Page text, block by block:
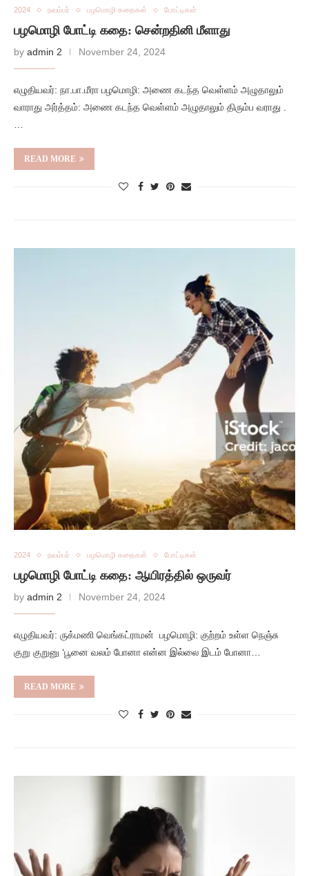
2024 நவம்பர் பழமொழி கதைகள் போட்டிகள்
பழமொழி போட்டி கதை: சென்றதினி மீளாது
by admin 2 November 24, 2024
எழுதியவர்: நா.பா.மீரா பழமொழி: அணை கடந்த வெள்ளம் அழுதாலும்
வாராது அர்த்தம்: அணை கடந்த வெள்ளம் அழுதாலும் திரும்ப வராது .
READ MORE
2024 நவம்பர் பழமொழி கதைகள் போட்டிகள்
பழமொழி போட்டி கதை: ஆயிரத்தில் ஒருவர்
by admin 2 November 24, 2024
எழுதியவர்: ருக்மணி வெங்கட்ராமன் பழமொழி: குற்றம் உள்ள நெஞ்சு
குறு குறுனு ‘பூனை வலம் போனா என்ன இல்லை இடம் போனா…
READ MORE